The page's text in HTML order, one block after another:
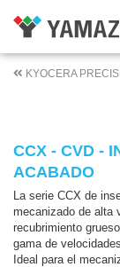
KYOCERA
CCX - CVD -
ACABADO
La serie CCX de
mecanizado de alta
recubrimiento
gama de
Ideal para el